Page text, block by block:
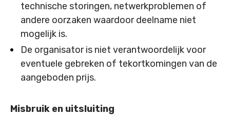
technische storingen, netwerkproblemen of
andere oorzaken waardoor deelname niet
mogelijk is.
De organisator is niet verantwoordelijk voor
eventuele gebreken of tekortkomingen van de
aangeboden prijs.
Misbruik en uitsluiting